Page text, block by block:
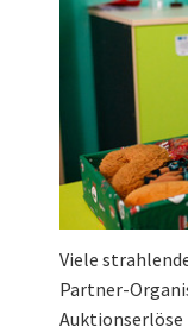
Viele
Partner-
Auktionserlöse